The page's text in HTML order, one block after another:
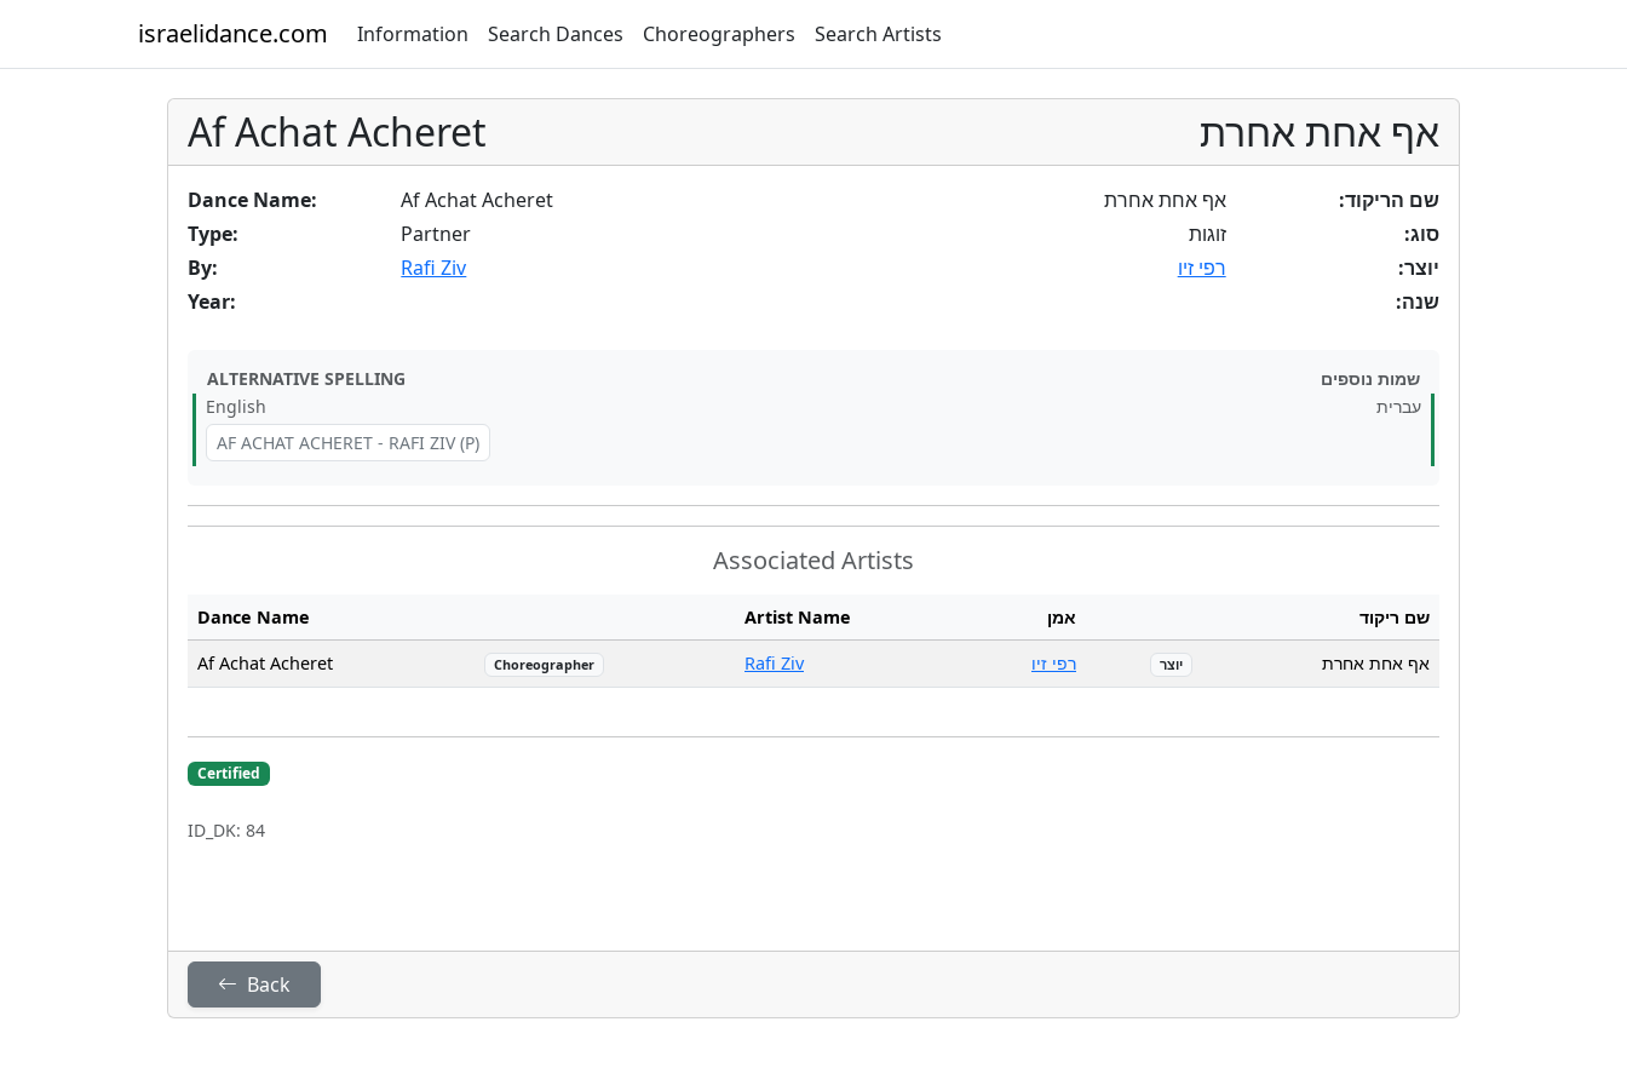
israelidance.com Information Search Dances Choreographers Search Artists
Af Achat Acheret אף אחת אחרת
Dance Name:
Af Achat Acheret
Type:
Partner
By:
Rafi Ziv
Year:
שם הריקוד:
אף אחת אחרת
סוג:
זוגות
יוצר:
רפי זיו
שנה:
ALTERNATIVE SPELLING
שמות נוספים
English
AF ACHAT ACHERET - RAFI ZIV (P)
עברית
Associated Artists
Dance Name Artist Name אמן
שם ריקוד
Af Achat Acheret
Choreographer Rafi Ziv רפי זיו יוצר אף אחת אחרת
Certified
ID_DK: 84
Back